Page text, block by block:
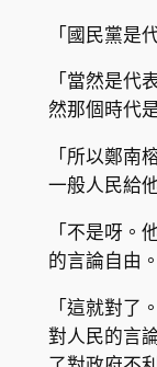
「國民黨是
「當然是代
然那個時代
「所以鄭南
一般人民給
「不是呀。
的言論自由。
「這就對了
對人民的言